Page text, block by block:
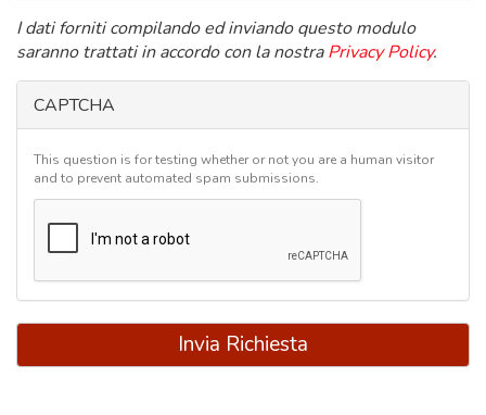
I dati forniti compilando ed inviando questo modulo
saranno trattati in accordo con la nostraPrivacy Policy.
CAPTCHA
This question is for testing whether or not you are a human visitor
and to prevent automated spam submissions.
Invia Richiesta